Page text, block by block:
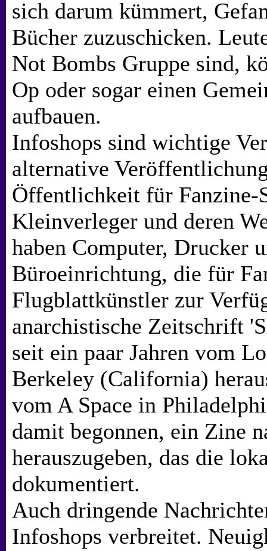
sich darum kümmert,
Bücher zuzuschicken.
Not Bombs Gruppe sind,
Op oder sogar einen
aufbauen.
Infoshops sind wichtige
alternative
Öffentlichkeit für Fanzine-
Kleinverleger und deren
haben Computer, Drucker
Büroeinrichtung, die für
Flugblattkünstler zur
anarchistische Zeitschrift
seit ein paar Jahren vom
Berkeley (California)
vom A Space in
damit begonnen, ein Zine
herauszugeben, das die
dokumentiert.
Auch dringende
Infoshops verbreitet.